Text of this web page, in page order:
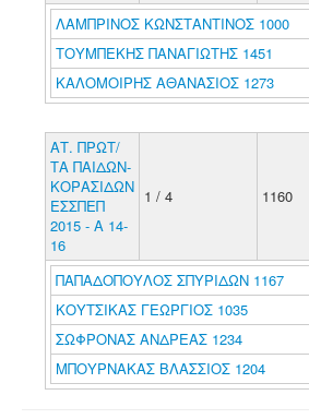
ΛΑΜΠΡΙΝΟΣ ΚΩΝΣΤΑΝΤΙΝΟΣ 1000
ΤΟΥΜΠΕΚΗΣ ΠΑΝΑΓΙΩΤΗΣ 1451
ΚΑΛΟΜΟΙΡΗΣ ΑΘΑΝΑΣΙΟΣ 1273
ΑΤ. ΠΡΩΤ/
ΤΑ ΠΑΙΔΩΝ-
ΚΟΡΑΣΙΔΩΝ
ΕΣΣΠΕΠ
2015 - Α 14-
16
1 / 4 1160
ΠΑΠΑΔΟΠΟΥΛΟΣ ΣΠΥΡΙΔΩΝ 1167
ΚΟΥΤΣΙΚΑΣ ΓΕΩΡΓΙΟΣ 1035
ΣΩΦΡΟΝΑΣ ΑΝΔΡΕΑΣ 1234
ΜΠΟΥΡΝΑΚΑΣ ΒΛΑΣΣΙΟΣ 1204